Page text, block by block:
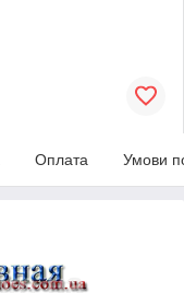
Оплата Умови